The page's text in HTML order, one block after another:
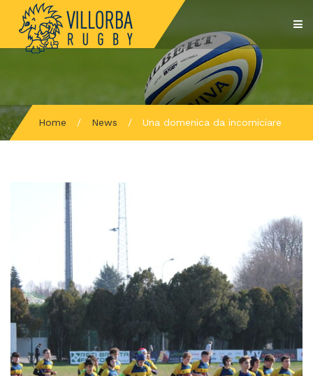
Home / News / Una domenica da incorniciare